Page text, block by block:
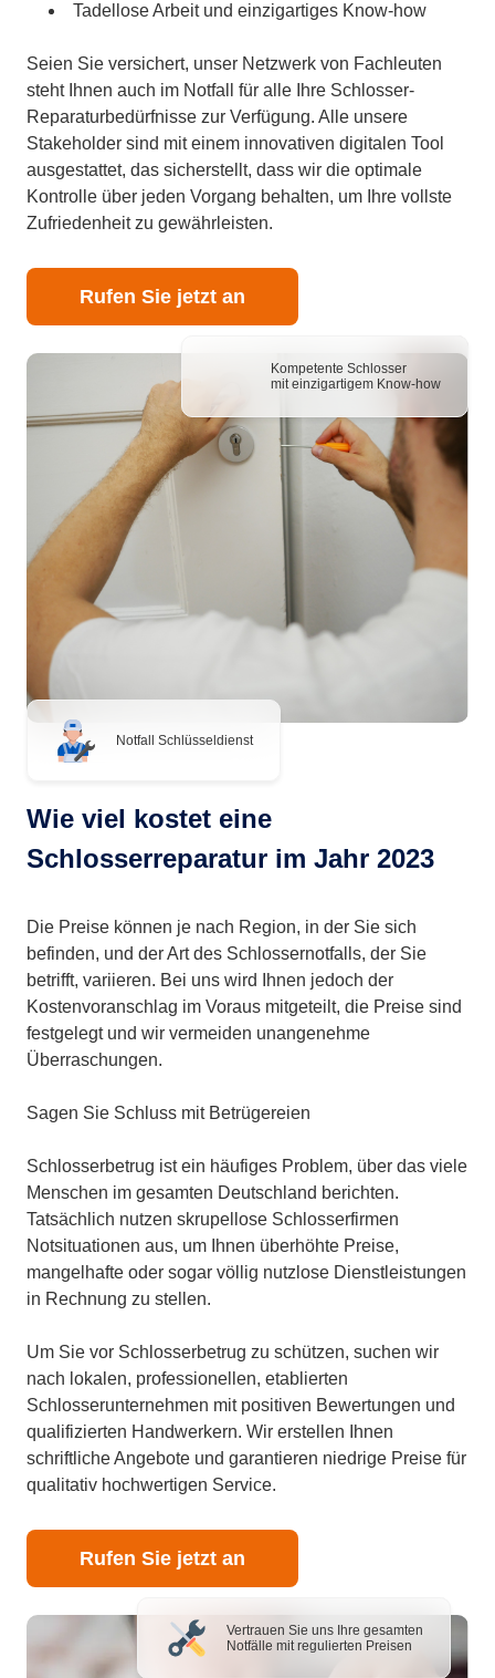
Kompetente Schlosser
mit einzigartigem Know-how
Notfall Schlüsseldienst
Tadellose Arbeit und einzigartiges Know-how
Seien Sie versichert, unser Netzwerk von Fachleuten
steht Ihnen auch im Notfall für alle Ihre Schlosser-
Reparaturbedürfnisse zur Verfügung. Alle unsere
Stakeholder sind mit einem innovativen digitalen Tool
ausgestattet, das sicherstellt, dass wir die optimale
Kontrolle über jeden Vorgang behalten, um Ihre vollste
Zufriedenheit zu gewährleisten.
Rufen Sie jetzt an
Wie viel kostet eine
Schlosserreparatur im Jahr 2023
Die Preise können je nach Region, in der Sie sich
befinden, und der Art des Schlossernotfalls, der Sie
betrifft, variieren. Bei uns wird Ihnen jedoch der
Kostenvoranschlag im Voraus mitgeteilt, die Preise sind
festgelegt und wir vermeiden unangenehme
Überraschungen.
Sagen Sie Schluss mit Betrügereien
Schlosserbetrug ist ein häufiges Problem, über das viele
Menschen im gesamten Deutschland berichten.
Tatsächlich nutzen skrupellose Schlosserfirmen
Notsituationen aus, um Ihnen überhöhte Preise,
mangelhafte oder sogar völlig nutzlose Dienstleistungen
in Rechnung zu stellen.
Um Sie vor Schlosserbetrug zu schützen, suchen wir
nach lokalen, professionellen, etablierten
Schlosserunternehmen mit positiven Bewertungen und
qualifizierten Handwerkern. Wir erstellen Ihnen
schriftliche Angebote und garantieren niedrige Preise für
qualitativ hochwertigen Service.
Rufen Sie jetzt an
Vertrauen Sie uns Ihre gesamten
Notfälle mit regulierten Preisen